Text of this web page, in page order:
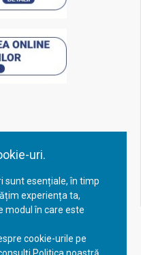
uri.
sunt esențiale, în timp
experiența ta,
modul în care este
cookie-urile pe